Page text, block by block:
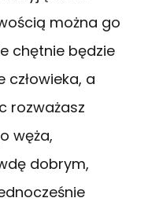
można go
chętnie będzie
człowieka, a
rozważasz
węża,
dobrym,